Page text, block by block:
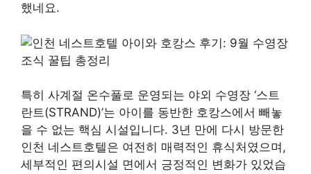
했네요.
특히 사계절 온수풀로 운영되는 야외 수영장 ‘스트
란트(STRAND)’는 아이를 동반한 호캉스에서 빼놓
을 수 없는 핵심 시설입니다. 3년 만에 다시 방문한
인천 네스트호텔은 여전히 매력적인 휴식처였으며,
세부적인 편의시설 면에서 긍정적인 변화가 있었습